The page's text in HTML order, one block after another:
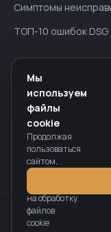
Симптомы
ТОП-10 ошибок DSG
ИНФОРМАЦИЯ
Гарантия — до 24 мес
Оплата
Политика
Информация на сайте
публичной офертой,
Мы
используем
файлы
cookie
Продолжая
пользоваться
сайтом,
вы
на обработку
файлов
cookie